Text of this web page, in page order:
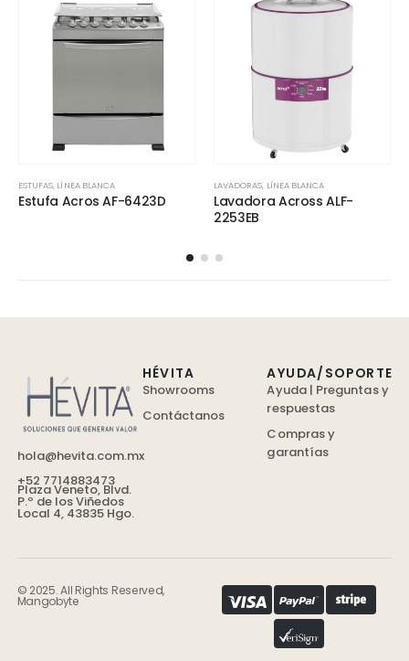
ESTUFAS, LÍNEA BLANCA
Estufa Acros AF-6423D
LAVADORAS, LÍNEA BLANCA
Lavadora Across ALF-
2253EB
hola@hevita.com.mx
+52 7714883473
Plaza Veneto, Blvd.
P.º de los Viñedos
Local 4, 43835 Hgo.
HÉVITA
Showrooms
Contáctanos
AYUDA/SOPORTE
Ayuda | Preguntas y
respuestas
Compras y
garantías
© 2025. All Rights Reserved,
Mangobyte